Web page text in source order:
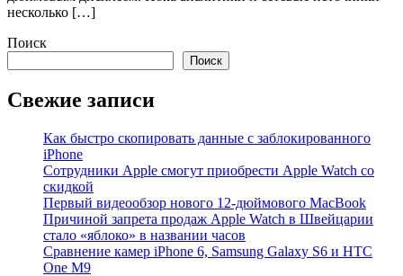
несколько […]
Поиск
Поиск
Свежие записи
Как быстро скопировать данные с заблокированного
iPhone
Сотрудники Apple смогут приобрести Apple Watch со
скидкой
Первый видеообзор нового 12-дюймового MacBook
Причиной запрета продаж Apple Watch в Швейцарии
стало «яблоко» в названии часов
Cравнение камер iPhone 6, Samsung Galaxy S6 и HTC
One M9